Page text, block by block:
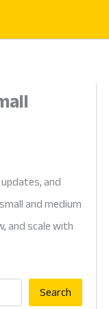
and
and medium
and scale with
Search